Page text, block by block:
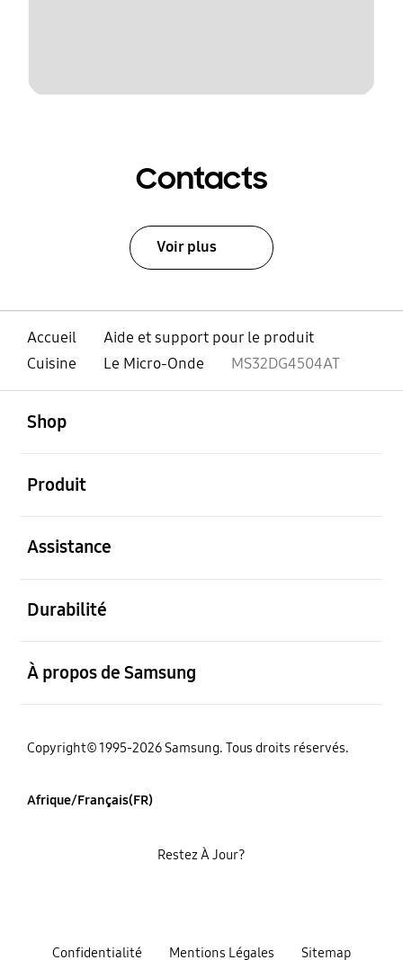
Contacts
Voir plus
Accueil
Aide et support pour le produit
Cuisine
Le Micro-Onde MS32DG4504AT
Shop
Produit
Assistance
Durabilité
À propos de Samsung
Copyright© 1995-2026 Samsung. Tous droits réservés.
Afrique/Français(FR)
Confidentialité Mentions Légales Sitemap
Restez À Jour?